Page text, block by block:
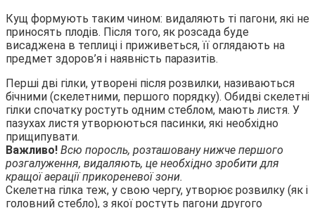
Кущ формують таким чином: видаляють ті пагони, які не
приносять плодів. Після того, як розсада буде
висаджена в теплиці і приживеться, її оглядають на
предмет здоров’я і наявність паразитів.
Перші дві гілки, утворені після розвилки, називаються
бічними (скелетними, першого порядку). Обидві скелетні
гілки спочатку ростуть одним стеблом, мають листя. У
пазухах листя утворюються пасинки, які необхідно
прищипувати.
Важливо! Всю поросль, розташовану нижче першого
розгалуження, видаляють, це необхідно зробити для
кращої аерації прикореневої зони.
Скелетна гілка теж, у свою чергу, утворює розвилку (як і
головний стебло), з якої ростуть пагони другого